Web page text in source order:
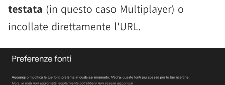
testata (in questo caso Multiplayer) o
incollate direttamente l'URL.